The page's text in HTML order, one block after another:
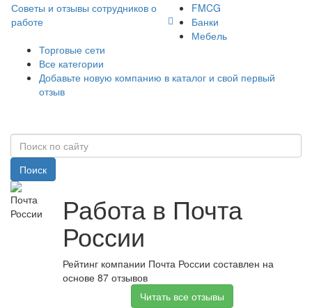
Советы и отзывы сотрудников о
работе
FMCG
Банки
Мебель
Торговые сети
Все категории
Добавьте новую компанию в каталог и свой первый
отзыв
Поиск
Работа в Почта
России
Рейтинг компании Почта России составлен на
основе 87 отзывов
Читать все отзывы